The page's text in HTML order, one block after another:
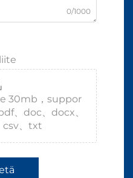
0/1000
30mb，suppor
、doc、docx、
csv、txt